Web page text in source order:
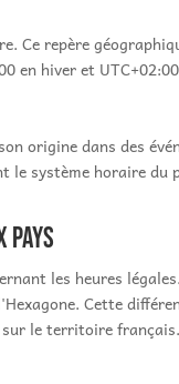
Ce repère
en hiver et
origine dans des
système horaire du
pays
les heures
Cette
sur le territoire français.